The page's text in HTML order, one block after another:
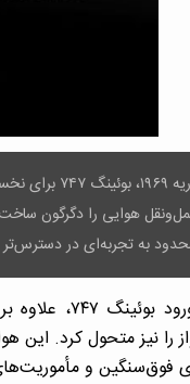
در نهم
هوایی را دگرگون ساخت.
به تجربه‌ای در
| ورود
را نیز متحول کرد.
فوق‌سنگین و